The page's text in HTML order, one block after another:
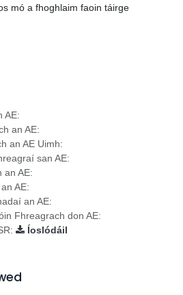
mó a fhoghlaim faoin táirge
AE:
an AE:
an AE Uimh:
san AE:
an AE:
AE:
an AE:
Fhreagrach don AE:
Íoslódáil